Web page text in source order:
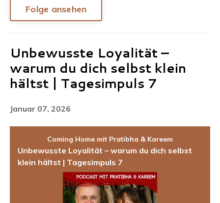
Folge ansehen
Unbewusste Loyalität –
warum du dich selbst klein
hältst | Tagesimpuls 7
Januar 07, 2026